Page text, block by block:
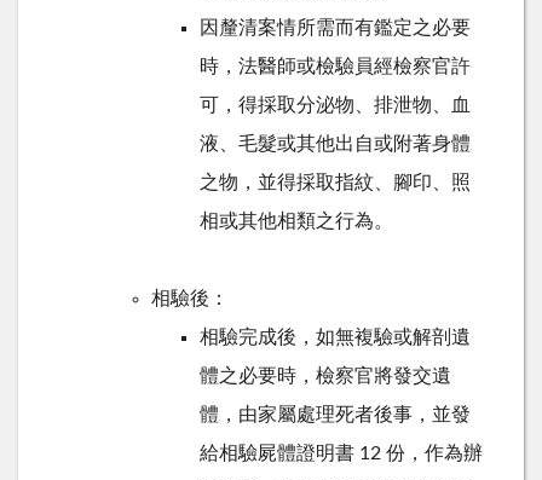
因釐清案情所需而有鑑定之必要
時，法醫師或檢驗員經檢察官許
可，得採取分泌物、排泄物、血
液、毛髮或其他出自或附著身體
之物，並得採取指紋、腳印、照
相或其他相類之行為。
相驗後：
相驗完成後，如無複驗或解剖遺
體之必要時，檢察官將發交遺
體，由家屬處理死者後事，並發
給相驗屍體證明書 12 份，作為辦